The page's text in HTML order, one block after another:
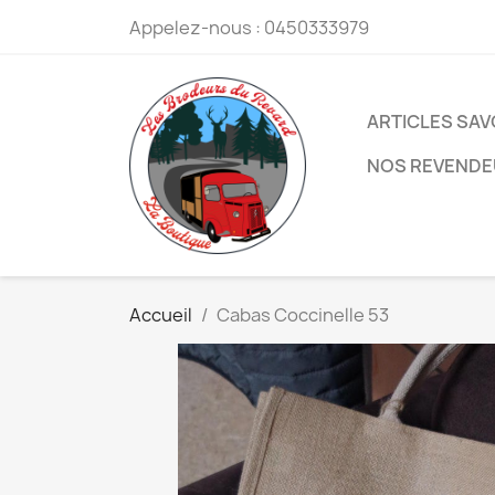
Appelez-nous : 0450333979
ARTICLES
NOS
Accueil Cabas Coccinelle 53